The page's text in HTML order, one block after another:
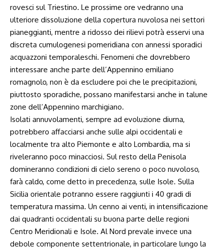
rovesci sul Triestino. Le prossime ore vedranno una
ulteriore dissoluzione della copertura nuvolosa nei settori
pianeggianti, mentre a ridosso dei rilievi potrà esservi una
discreta cumulogenesi pomeridiana con annessi sporadici
acquazzoni temporaleschi. Fenomeni che dovrebbero
interessare anche parte dell’Appennino emiliano
romagnolo, non è da escludere poi che le precipitazioni,
piuttosto sporadiche, possano manifestarsi anche in talune
zone dell’Appennino marchigiano.
Isolati annuvolamenti, sempre ad evoluzione diurna,
potrebbero affacciarsi anche sulle alpi occidentali e
localmente tra alto Piemonte e alto Lombardia, ma si
riveleranno poco minacciosi. Sul resto della Penisola
domineranno condizioni di cielo sereno o poco nuvoloso,
farà caldo, come detto in precedenza, sulle Isole. Sulla
Sicilia orientale potranno essere raggiunti i 40 gradi di
temperatura massima. Un cenno ai venti, in intensificazione
dai quadranti occidentali su buona parte delle regioni
Centro Meridionali e Isole. Al Nord prevale invece una
debole componente settentrionale, in particolare lungo la